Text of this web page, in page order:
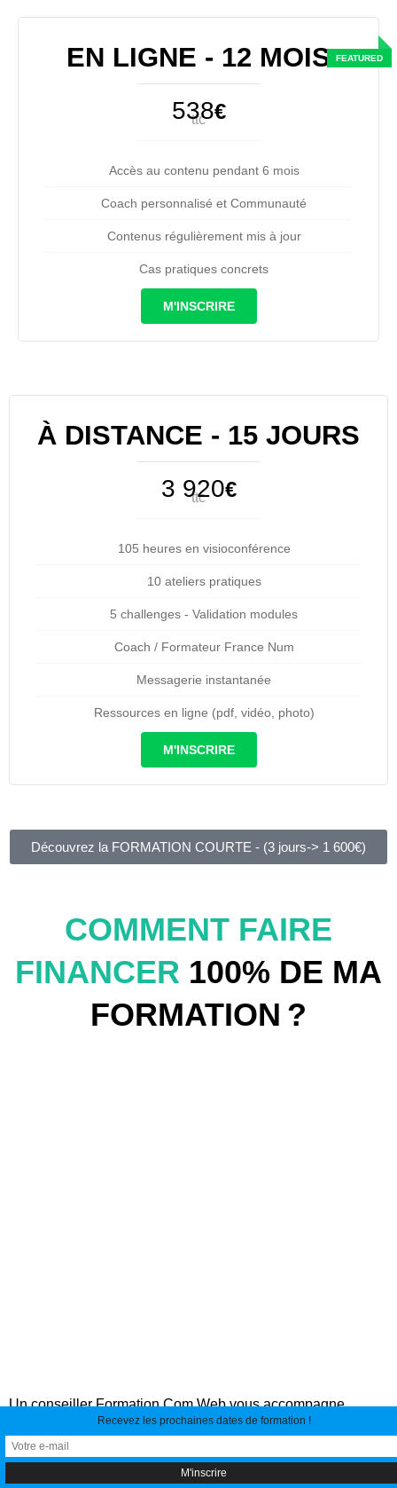
EN LIGNE - 12 MOIS
538€
ttc
Accès au contenu pendant 6 mois
Coach personnalisé et Communauté
Contenus régulièrement mis à jour
Cas pratiques concrets
M'INSCRIRE
À DISTANCE - 15 JOURS
3 920€
ttc
105 heures en visioconférence
10 ateliers pratiques
5 challenges - Validation modules
Coach / Formateur France Num
Messagerie instantanée
Ressources en ligne (pdf, vidéo, photo)
M'INSCRIRE
Découvrez la FORMATION COURTE - (3 jours-> 1 600€)
COMMENT FAIRE
FINANCER 100% DE MA
FORMATION ?
Un conseiller Formation Com Web vous accompagne
personnellement dans vos démarches de financement et de
souscription avecPôle emploi, votre OPCO ou FNE
Formation
Recevez les prochaines dates de formation !